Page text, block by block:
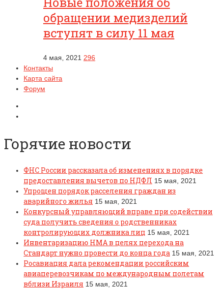
обращении медизделий
вступят в силу 11 мая
4 мая, 2021 296
Контакты
Карта сайта
Форум
Горячие новости
ФНС России рассказала об изменениях в порядке
предоставления вычетов по НДФЛ 15 мая, 2021
Упрощен порядок расселения граждан из
аварийного жилья 15 мая, 2021
Конкурсный управляющий вправе при содействии
суда получить сведения о родственниках
контролирующих должника лиц 15 мая, 2021
Инвентаризацию НМА в целях перехода на
Стандарт нужно провести до конца года 15 мая, 2021
Росавиация дала рекомендации российским
авиаперевозчикам по международным полетам
вблизи Израиля 15 мая, 2021